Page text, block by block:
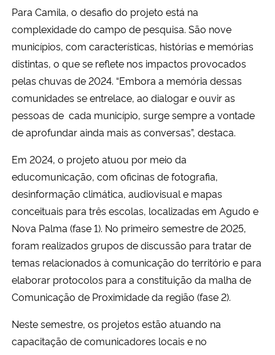
Para Camila, o desafio do projeto está na
complexidade do campo de pesquisa. São nove
municípios, com características, histórias e memórias
distintas, o que se reflete nos impactos provocados
pelas chuvas de 2024. “Embora a memória dessas
comunidades se entrelace, ao dialogar e ouvir as
pessoas de cada município, surge sempre a vontade
de aprofundar ainda mais as conversas”, destaca.
Em 2024, o projeto atuou por meio da
educomunicação, com oficinas de fotografia,
desinformação climática, audiovisual e mapas
conceituais para três escolas, localizadas em Agudo e
Nova Palma (fase 1). No primeiro semestre de 2025,
foram realizados grupos de discussão para tratar de
temas relacionados à comunicação do território e para
elaborar protocolos para a constituição da malha de
Comunicação de Proximidade da região (fase 2).
Neste semestre, os projetos estão atuando na
capacitação de comunicadores locais e no